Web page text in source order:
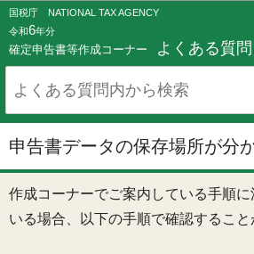
このページの本文へ移動
国税庁 NATIONAL TAX AGENCY
令和6年分
確定申告書等作成コーナー よくある質問
申告書データの保存場所が分
作成コーナーでご案内している手順
いる場合、以下の手順で確認すること